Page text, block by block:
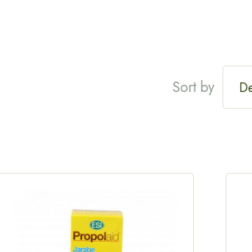
Sort by